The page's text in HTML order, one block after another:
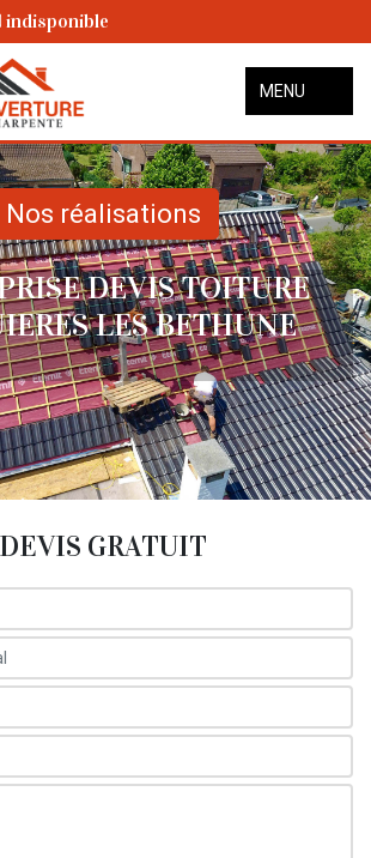
indisponible
MENU
Nos réalisations
DEVIS TOITURE
LES BETHUNE
DEVIS GRATUIT